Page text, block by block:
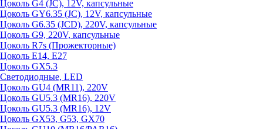
Цоколь G4 (JC), 12V, капсульные
Цоколь GY6.35 (JC), 12V, капсульные
Цоколь G6.35 (JCD), 220V, капсульные
Цоколь G9, 220V, капсульные
Цоколь R7s (Прожекторные)
Цоколь E14, E27
Цоколь GX5.3
Светодиодные, LED
Цоколь GU4 (MR11), 220V
Цоколь GU5.3 (MR16), 220V
Цоколь GU5.3 (MR16), 12V
Цоколь GX53, G53, GX70